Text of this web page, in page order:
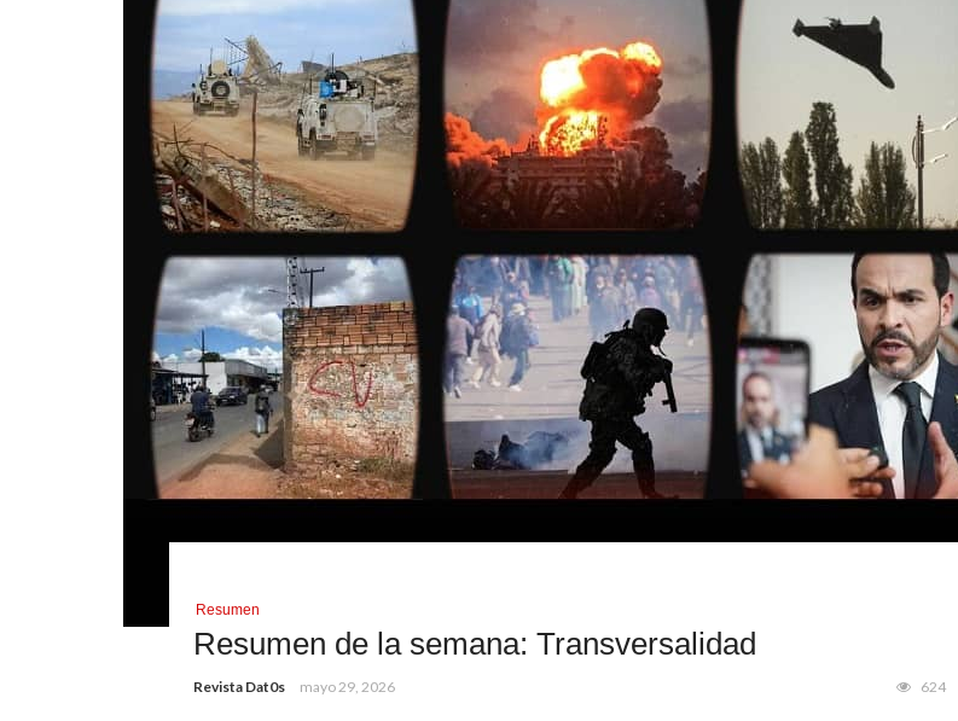
Resumen
Resumen de la semana: Transversalidad
Revista Dat0s mayo 29, 2026 624